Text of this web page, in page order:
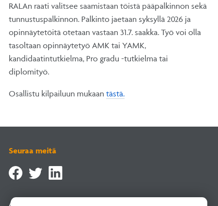
RALAn raati valitsee saamistaan töistä pääpalkinnon sekä
tunnustuspalkinnon. Palkinto jaetaan syksyllä 2026 ja
opinnäytetöitä otetaan vastaan 31.7. saakka. Työ voi olla
tasoltaan opinnäytetyö AMK tai YAMK,
kandidaatintutkielma, Pro gradu -tutkielma tai
diplomityö.
Osallistu kilpailuun mukaan tästä.
Seuraa meitä
Asiointipalvelu